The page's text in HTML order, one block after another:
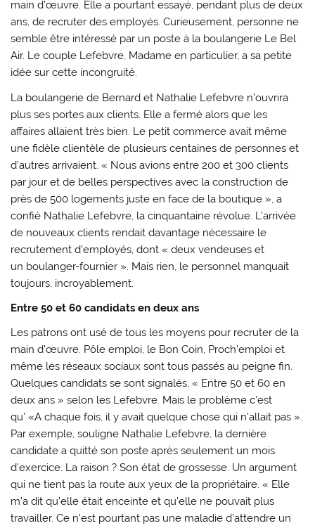
main d’œuvre. Elle a pourtant essayé, pendant plus de deux
ans, de recruter des employés. Curieusement, personne ne
semble être intéressé par un poste à la boulangerie Le Bel
Air. Le couple Lefebvre, Madame en particulier, a sa petite
idée sur cette incongruité.
La boulangerie de Bernard et Nathalie Lefebvre n’ouvrira
plus ses portes aux clients. Elle a fermé alors que les
affaires allaient très bien. Le petit commerce avait même
une fidèle clientèle de plusieurs centaines de personnes et
d’autres arrivaient. « Nous avions entre 200 et 300 clients
par jour et de belles perspectives avec la construction de
près de 500 logements juste en face de la boutique », a
confié Nathalie Lefebvre, la cinquantaine révolue. L’arrivée
de nouveaux clients rendait davantage nécessaire le
recrutement d’employés, dont « deux vendeuses et
un boulanger-fournier ». Mais rien, le personnel manquait
toujours, incroyablement.
Entre 50 et 60 candidats en deux ans
Les patrons ont usé de tous les moyens pour recruter de la
main d’œuvre. Pôle emploi, le Bon Coin, Proch’emploi et
même les réseaux sociaux sont tous passés au peigne fin.
Quelques candidats se sont signalés, « Entre 50 et 60 en
deux ans » selon les Lefebvre. Mais le problème c’est
qu’ «A chaque fois, il y avait quelque chose qui n’allait pas ».
Par exemple, souligne Nathalie Lefebvre, la dernière
candidate a quitté son poste après seulement un mois
d’exercice. La raison ? Son état de grossesse. Un argument
qui ne tient pas la route aux yeux de la propriétaire. « Elle
m’a dit qu’elle était enceinte et qu’elle ne pouvait plus
travailler. Ce n’est pourtant pas une maladie d’attendre un